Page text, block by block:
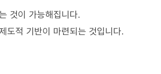
것이 가능해집니다.
도적 기반이 마련되는 것입니다.